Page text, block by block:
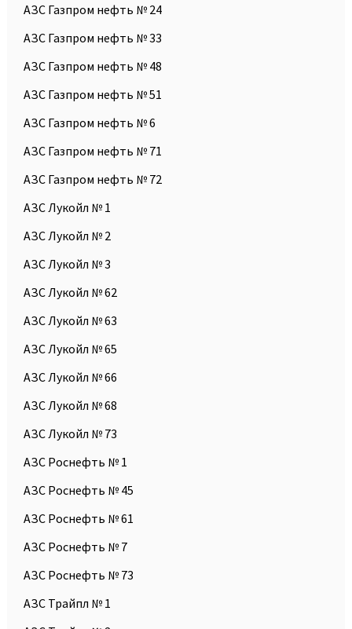
АЗС Газпром нефть № 24
АЗС Газпром нефть № 33
АЗС Газпром нефть № 48
АЗС Газпром нефть № 51
АЗС Газпром нефть № 6
АЗС Газпром нефть № 71
АЗС Газпром нефть № 72
АЗС Лукойл № 1
АЗС Лукойл № 2
АЗС Лукойл № 3
АЗС Лукойл № 62
АЗС Лукойл № 63
АЗС Лукойл № 65
АЗС Лукойл № 66
АЗС Лукойл № 68
АЗС Лукойл № 73
АЗС Роснефть № 1
АЗС Роснефть № 45
АЗС Роснефть № 61
АЗС Роснефть № 7
АЗС Роснефть № 73
АЗС Трайпл № 1